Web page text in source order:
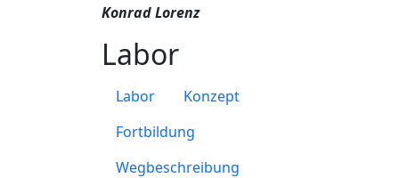
Konrad Lorenz
Labor
Labor
Konzept
Fortbildung
Wegbeschreibung